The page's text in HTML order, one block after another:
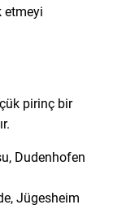
etmeyi
pirinç bir
Dudenhofen
Jügesheim